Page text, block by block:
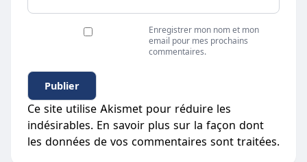
Enregistrer mon nom et mon
email pour mes prochains
commentaires.
Ce site utilise Akismet pour réduire les
indésirables. En savoir plus sur la façon dont
les données de vos commentaires sont traitées.